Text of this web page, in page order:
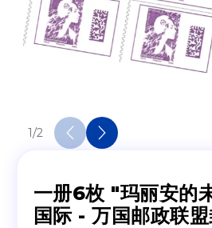
1/2
一册6枚 "玛丽安的
国际 - 万国邮政联